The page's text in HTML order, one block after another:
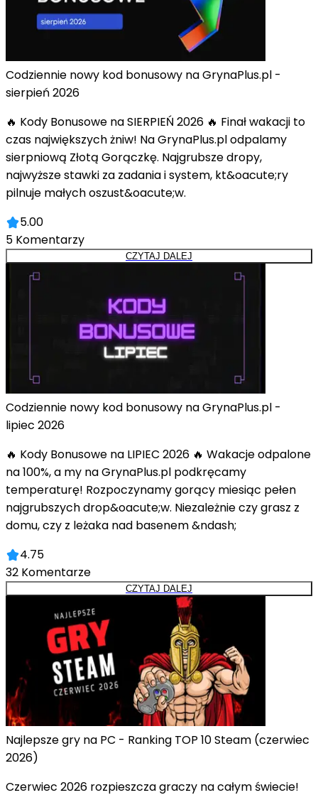
Codziennie nowy kod bonusowy na GrynaPlus.pl -
sierpień 2026
🔥 Kody Bonusowe na SIERPIEŃ 2026 🔥 Finał wakacji to
czas największych żniw! Na GrynaPlus.pl odpalamy
sierpniową Złotą Gorączkę. Najgrubsze dropy,
najwyższe stawki za zadania i system, kt&oacute;ry
pilnuje małych oszust&oacute;w.
5.00
5 Komentarzy
CZYTAJ DALEJ
Codziennie nowy kod bonusowy na GrynaPlus.pl -
lipiec 2026
🔥 Kody Bonusowe na LIPIEC 2026 🔥 Wakacje odpalone
na 100%, a my na GrynaPlus.pl podkręcamy
temperaturę! Rozpoczynamy gorący miesiąc pełen
najgrubszych drop&oacute;w. Niezależnie czy grasz z
domu, czy z leżaka nad basenem &ndash;
4.75
32 Komentarze
CZYTAJ DALEJ
Najlepsze gry na PC - Ranking TOP 10 Steam (czerwiec
2026)
Czerwiec 2026 rozpieszcza graczy na całym świecie!